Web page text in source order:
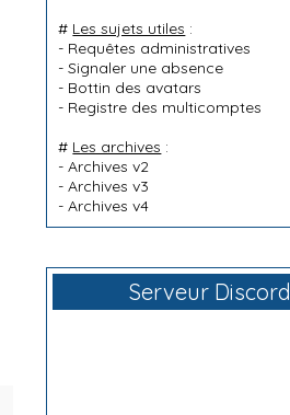
# Les sujets utiles :
- Requêtes administratives
-Signaler une absence
- Bottin des avatars
- Registre des multicomptes
# Les archives :
-Archives v2
-Archives v3
-Archives v4
Serveur Discord